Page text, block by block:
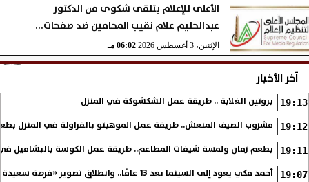
الأعلى للإعلام يتلقى شكوى من الدكتور
عبدالحليم علام نقيب المحامين ضد صفحات...
الإثنين، 3 أغسطس 2026 06:02 مـ
آخر الأخبار
19:13 بروتين الغلابة .. طريقة عمل الشكشوكة في المنزل
19:12 مشروب الصيف المنعش.. طريقة عمل الموهيتو بالفراولة في المنزل
19:11 بطعم زمان ولمسة شيفات المطاعم.. طريقة عمل الكوسة بالبشاميل
19:07 أحمد مكي يعود إلى السينما بعد 13 عامًا.. وانطلاق تصوير «فرصة سعيدة»